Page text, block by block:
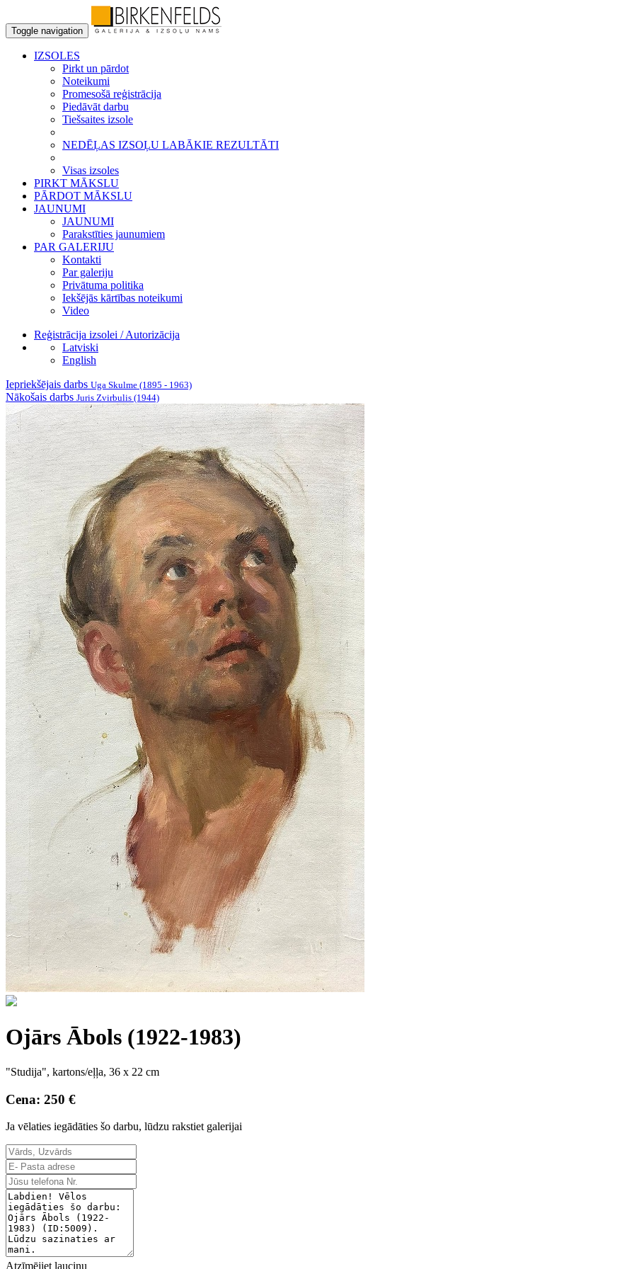
Toggle navigation
IZSOLES
Pirkt un pārdot
Noteikumi
Promesošā reģistrācija
Piedāvāt darbu
Tiešsaites izsole
NEDĒĻAS IZSOĻU LABĀKIE REZULTĀTI
Visas izsoles
PIRKT MĀKSLU
PĀRDOT MĀKSLU
JAUNUMI
JAUNUMI
Parakstīties jaunumiem
PAR GALERIJU
Kontakti
Par galeriju
Privātuma politika
Iekšējās kārtības noteikumi
Video
Reģistrācija izsolei / Autorizācija
Latviski
English
Iepriekšējais darbs Uga Skulme (1895 - 1963)
Nākošais darbs Juris Zvirbulis (1944)
Ojārs Ābols (1922-1983)
"Studija", kartons/eļļa, 36 x 22 cm
Cena: 250 €
Ja vēlaties iegādāties šo darbu, lūdzu rakstiet galerijai
Atzīmējiet lauciņu